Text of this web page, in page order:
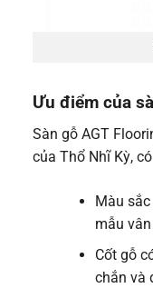
Ưu điểm của
Sàn gỗ AGT
của Thổ Nhĩ Kỳ,
Màu
mẫu
Cốt gỗ
chắn và